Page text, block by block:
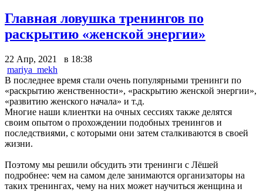
Главная ловушка тренингов по
раскрытию «женской энергии»
22 Апр, 2021 в 18:38
mariya_mekh
В последнее время стали очень популярными тренинги по
«раскрытию женственности», «раскрытию женской энергии»,
«развитию женского начала» и т.д.
Многие наши клиентки на очных сессиях также делятся
своим опытом о прохождении подобных тренингов и
последствиями, с которыми они затем сталкиваются в своей
жизни.
Поэтому мы решили обсудить эти тренинги с Лёшей
подробнее: чем на самом деле занимаются организаторы на
таких тренингах, чему на них может научиться женщина и